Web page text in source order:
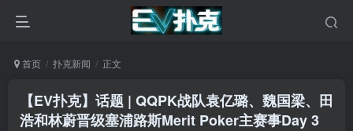
首页 扑克新闻 正文
【EV扑克】话题 | QQPK战队袁亿璐、魏国梁、田
浩和林蔚晋级塞浦路斯Merit Poker主赛事Day 3